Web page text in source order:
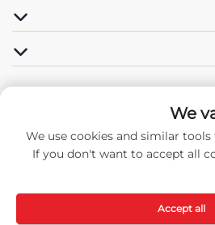
الدعم الفني بواسطة JUTU
تابعونا
لشركة شنغهاي جوتوب للتقنيات المواد الجديدة
We
We use cookies and similar
If you don't want to accept all
Accept all